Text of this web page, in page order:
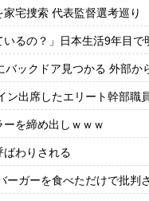
宅捜索 代表監督選考巡り
るの？」日本生活9年目で
ックドア見つかる 外部か
ン出席したエリート幹部
を締め出しｗｗｗ
ばわりされる
ーガーを食べただけで批判